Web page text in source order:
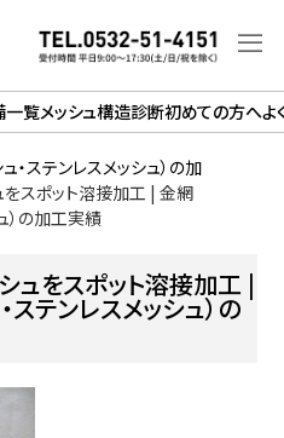
一覧メッシュ構造診断初めての方へよ
・ステンレスメッシュ）の加
をスポット溶接加工 | 金網
）の加工実績
ュをスポット溶接加工 |
ステンレスメッシュ）の